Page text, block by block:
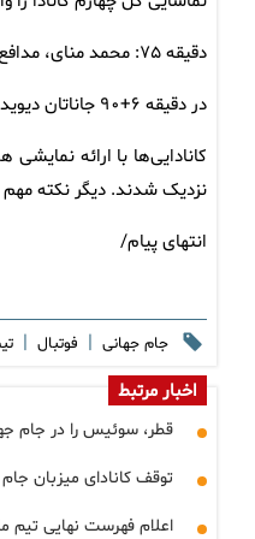
دقیقه ۷۵: محمد منای، مدافع قطر، در دفع توپ عملکرد ناقصی داشت و به اشتباه دروازه تیم خود را باز کرد.
در دقیقه ۶+۹۰ جاناتان دیوید موفق شد با ضربه دقیق و فنی خود دروازه قطر را برای بار ششم باز کند تا قهرمان آسیا در ونکوور تحقیر شود.
نزدیک شدند. دیگر نکته مهم این بازی، اخراج‌ ۲ بازیکن از قطر بود
انتهای پیام/
جام جهانی | فوتبال |
اخبار مرتبط
قطر، سوئیس را در جام جهانی ۲۰۲۶
توقف کانادای میزبان جام جهانی ۲۰۲۶
اعلام فهرست نهایی تیم